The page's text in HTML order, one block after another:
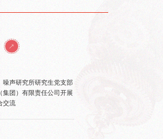
噪声研究所研究生党支部
集团）有限责任公司开展
交流